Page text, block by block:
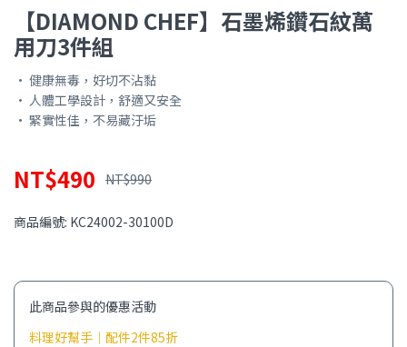
【DIAMOND CHEF】石墨烯鑽石紋萬
用刀3件組
• 健康無毒，好切不沾黏
• 人體工學設計，舒適又安全
• 緊實性佳，不易藏汙垢
NT$490 NT$990
商品編號: KC24002-30100D
此商品參與的優惠活動
料理好幫手｜配件2件85折